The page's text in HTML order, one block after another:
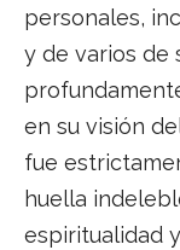
personales,
y de varios de
en su visión
fue
huella
espiritualidad